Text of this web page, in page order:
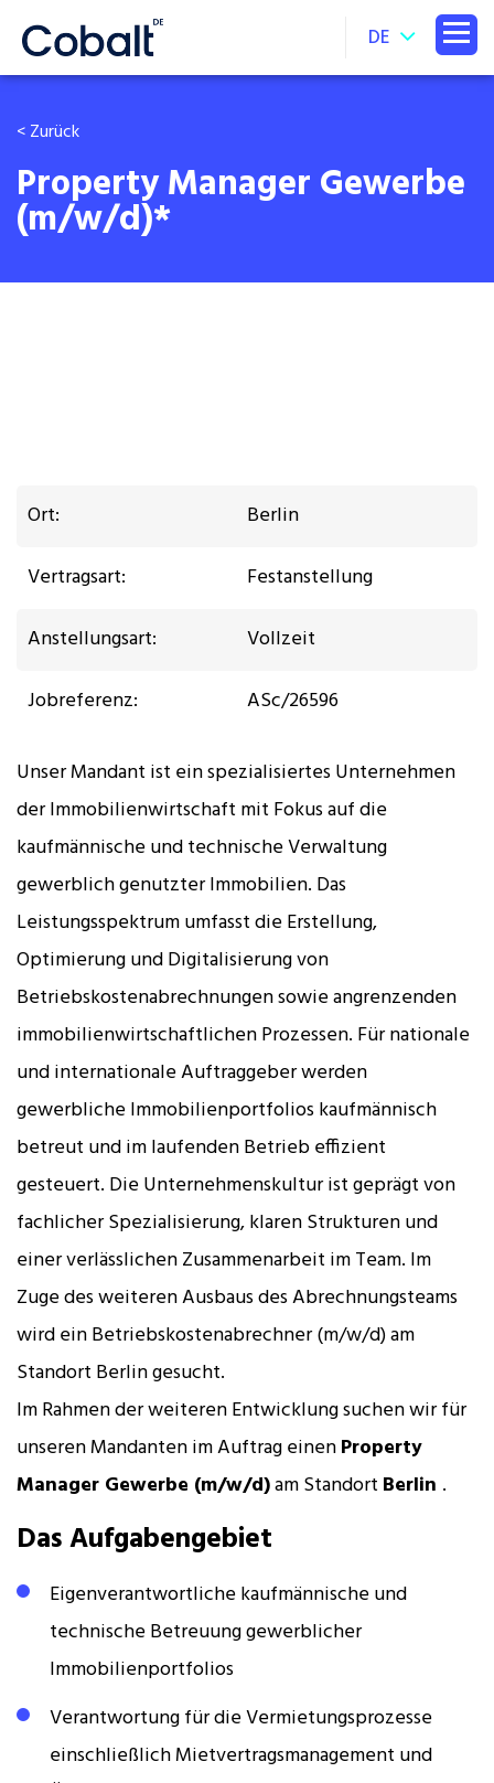
DE
< Zurück
Property Manager Gewerbe
(m/w/d)*
Ort:
Berlin
Vertragsart:
Festanstellung
Anstellungsart:
Vollzeit
Jobreferenz:
ASc/26596
Unser Mandant ist ein spezialisiertes Unternehmen
der Immobilienwirtschaft mit Fokus auf die
kaufmännische und technische Verwaltung
gewerblich genutzter Immobilien. Das
Leistungsspektrum umfasst die Erstellung,
Optimierung und Digitalisierung von
Betriebskostenabrechnungen sowie angrenzenden
immobilienwirtschaftlichen Prozessen. Für nationale
und internationale Auftraggeber werden
gewerbliche Immobilienportfolios kaufmännisch
betreut und im laufenden Betrieb effizient
gesteuert. Die Unternehmenskultur ist geprägt von
fachlicher Spezialisierung, klaren Strukturen und
einer verlässlichen Zusammenarbeit im Team. Im
Zuge des weiteren Ausbaus des Abrechnungsteams
wird ein Betriebskostenabrechner (m/w/d) am
Standort Berlin gesucht.
Im Rahmen der weiteren Entwicklung suchen wir für
unseren Mandanten im Auftrag einenProperty
Manager Gewerbe (m/w/d)am Standort Berlin .
Das Aufgabengebiet
Eigenverantwortliche kaufmännische und
technische Betreuung gewerblicher
Immobilienportfolios
Verantwortung für die Vermietungsprozesse
einschließlich Mietvertragsmanagement und